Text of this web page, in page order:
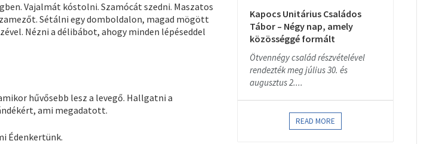
Vajalmát kóstolni. Szamócát szedni. Maszatos
Sétálni egy domboldalon, magad mögött
Nézni a délibábot, ahogy minden lépéseddel
hűvősebb lesz a levegő. Hallgatni a
ami megadatott.
Édenkertünk.
Kapocs Unitárius Családos
Tábor – Négy nap, amely
közösséggé formált
Ötvennégy család részvételével
rendezték meg július 30. és
augusztus 2....
READ MORE